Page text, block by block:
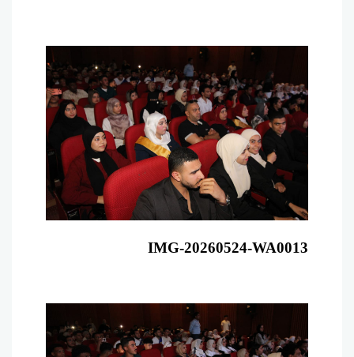
IMG-20260524-WA0013